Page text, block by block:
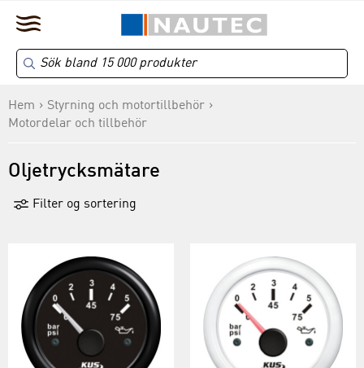
Hem
Styrning och motortillbehör
Motordelar och tillbehör
Oljetrycksmätare
Filter og sortering